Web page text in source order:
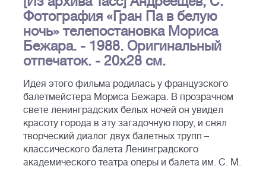
Фотография «Гран Па в белую
ночь» телепостановка Мориса
Бежара. - 1988. Оригинальный
отпечаток. - 20х28 см.
Идея этого фильма родилась у французского
балетмейстера Мориса Бежара. В прозрачном
свете ленинградских белых ночей он увидел
красоту города в эту загадочную пору, и снял
творческий диалог двух балетных трупп –
классического балета Ленинградского
академического театра оперы и балета им. С. М.